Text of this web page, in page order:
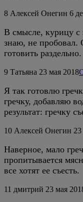
8 Алексей Онегин 6
В смысле, курицу с
знаю, не пробовал.
готовить раздельно.
9 Татьяна 23 мая 2018
Я так готовлю
гречку, добавляю
результат: гречку
10 Алексей Онегин
Наверное, мало
пропитывается
все хотят ее съесть.
11 дмитрий 23 мая